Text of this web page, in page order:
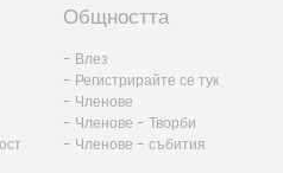
Общността
- Влез
- Регистрирайте се тук
- Членове
- Членове - Творби
- Членове - събития